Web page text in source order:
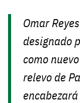
Omar
designado
como
relevo de